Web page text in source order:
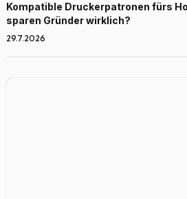
Kompatible Druckerpatronen fürs
sparen Gründer wirklich?
29.7.2026